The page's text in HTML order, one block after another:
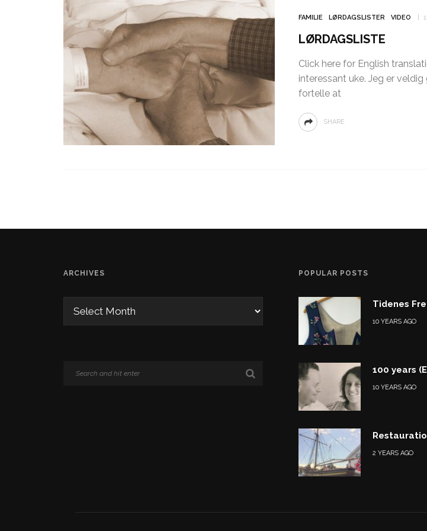
FAMILIE LØRDAGSLISTER VIDEO
LØRDAGSLISTE
Click here for English
interessant uke. Jeg er
fortelle at
SHARE
ARCHIVES POPULAR POSTS
Tidenes
10 YEARS AGO
100 years
10 YEARS AGO
2 YEARS AGO